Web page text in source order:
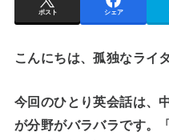
ポスト シェア
こんにちは、孤独なライ
今回のひとり英会話は、
が分野がバラバラです。